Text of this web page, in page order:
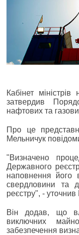
Кабінет
затвердив
нафтових та
Про це
Мельничук
"Визначено
Державного
наповнення його
свердловини та
реєстру", -
Він додав, що
виключних
забезпечення